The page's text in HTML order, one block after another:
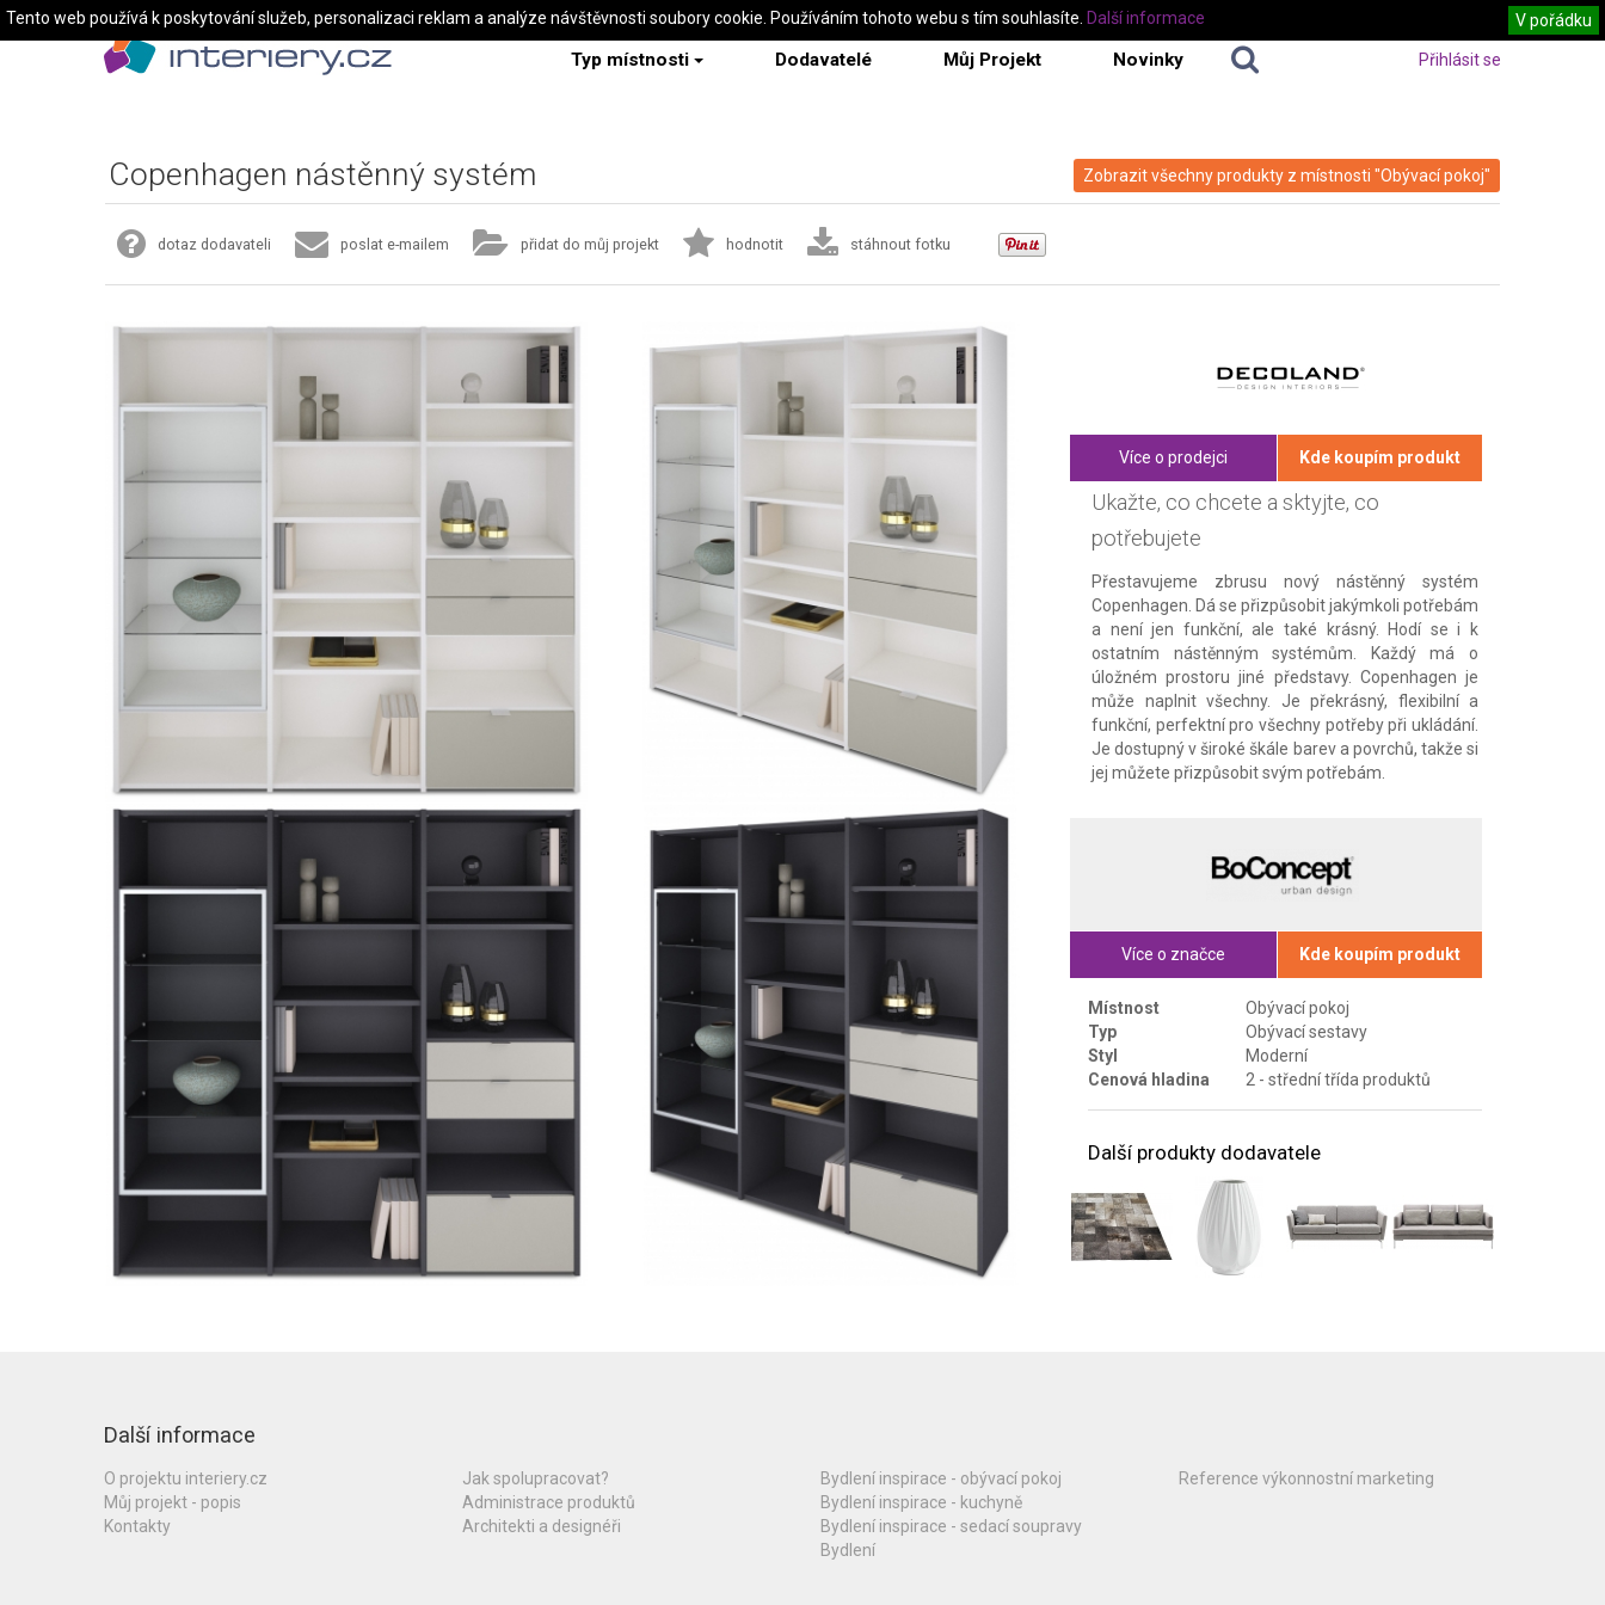
Typ místnosti Dodavatelé Můj Projekt Novinky Přihlásit se
Zobrazit všechny produkty z místnosti "Obývací pokoj"
Copenhagen nástěnný systém
dotaz dodavateli poslat e-mailem přidat do můj projekt hodnotit stáhnout fotku
Více o prodejci Kde koupím produkt
Ukažte, co chcete a sktyjte, co
potřebujete
Přestavujeme zbrusu nový nástěnný systém
Copenhagen. Dá se přizpůsobit jakýmkoli potřebám
a není jen funkční, ale také krásný. Hodí se i k
ostatním nástěnným systémům. Každý má o
úložném prostoru jiné představy. Copenhagen je
může naplnit všechny. Je překrásný, flexibilní a
funkční, perfektní pro všechny potřeby při ukládání.
Je dostupný v široké škále barev a povrchů, takže si
jej můžete přizpůsobit svým potřebám.
Více o značce Kde koupím produkt
Místnost
Obývací pokoj
Typ
Obývací sestavy
Styl
Moderní
Cenová hladina
2 - střední třída produktů
Další produkty dodavatele
Další informace
O projektu interiery.cz
Můj projekt - popis
Kontakty
Jak spolupracovat?
Administrace produktů
Architekti a designéři
Bydlení inspirace - obývací pokoj
Bydlení inspirace - kuchyně
Bydlení inspirace - sedací soupravy
Bydlení
Reference výkonnostní marketing
Tento web používá k poskytování služeb, personalizaci reklam a analýze návštěvnosti soubory cookie. Používáním tohoto webu s tím souhlasíte. V pořádku
Další informace